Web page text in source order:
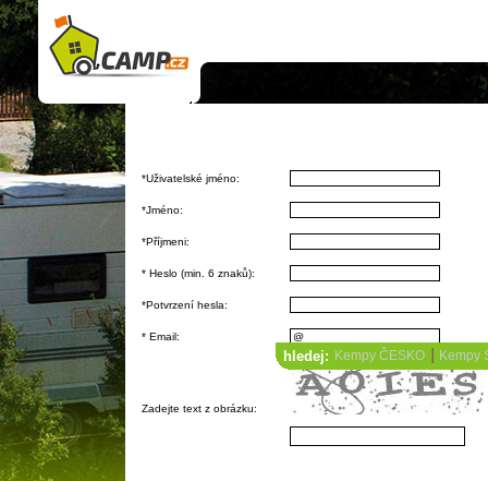
hledej: Kempy ČESKO Kempy
*Uživatelské jméno:
*Jméno:
*Příjmeni:
* Heslo (min. 6 znaků):
*Potvrzení hesla:
* Email:
Zadejte text z obrázku: